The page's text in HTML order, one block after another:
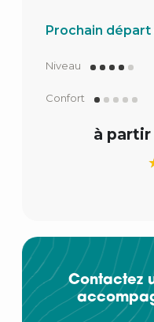
Prochain
Niveau
Confort
à partir
Contactez